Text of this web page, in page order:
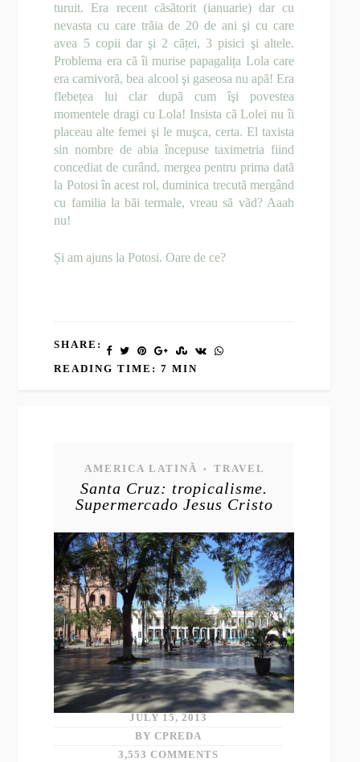
turuit. Era recent cãsãtorit (ianuarie) dar cu
nevasta cu care trãia de 20 de ani şi cu care
avea 5 copii dar şi 2 cãței, 3 pisici şi altele.
Problema era cã îi murise papagalița Lola care
era carnivorã, bea alcool şi gaseosa nu apã! Era
flebețea lui clar dupã cum îşi povestea
momentele dragi cu Lola! Insista cã Lolei nu îi
placeau alte femei şi le muşca, certa. El taxista
sin nombre de abia începuse taximetria fiind
concediat de curând, mergea pentru prima datã
la Potosi în acest rol, duminica trecutã mergând
cu familia la bãi termale, vreau sã vãd? Aaah
nu!
Și am ajuns la Potosi. Oare de ce?
SHARE:
READING TIME: 7 MIN
AMERICA LATINĂ • TRAVEL
Santa Cruz: tropicalisme.
Supermercado Jesus Cristo
JULY 15, 2013
BY CPREDA
3,553 COMMENTS